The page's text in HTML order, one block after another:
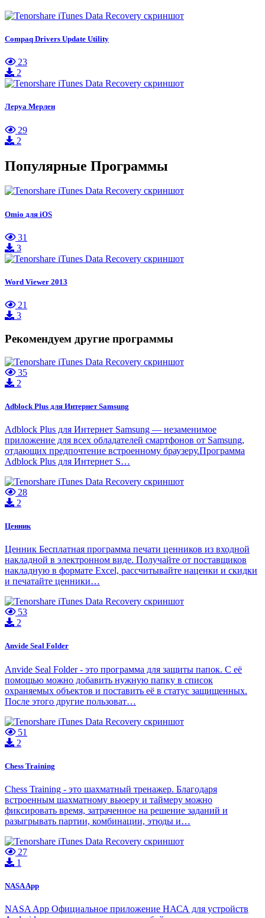
Compaq Drivers Update Utility
23
2
Леруа Мерлен
29
2
Популярные Программы
Omio для iOS
31
3
Word Viewer 2013
21
3
Рекомендуем другие программы
35
2
Adblock Plus для Интернет Samsung
Adblock Plus для Интернет Samsung — незаменимое
приложение для всех обладателей смартфонов от Samsung,
отдающих предпочтение встроенному браузеру.Программа
Adblock Plus для Интернет S…
28
2
Ценник
Ценник Бесплатная программа печати ценников из входной
накладной в электронном виде. Получайте от поставщиков
накладную в формате Excel, рассчитывайте наценки и скидки
и печатайте ценники…
53
2
Anvide Seal Folder
Anvide Seal Folder - это программа для защиты папок. С её
помощью можно добавить нужную папку в список
охраняемых объектов и поставить её в статус защищенных.
После этого другие пользоват…
51
2
Chess Training
Chess Training - это шахматный тренажер. Благодаря
встроенным шахматному вьюеру и таймеру можно
фиксировать время, затраченное на решение заданий и
разыгрывать партии, комбинации, этюды и…
27
1
NASA App
NASA App Официальное приложение НАСА для устройств